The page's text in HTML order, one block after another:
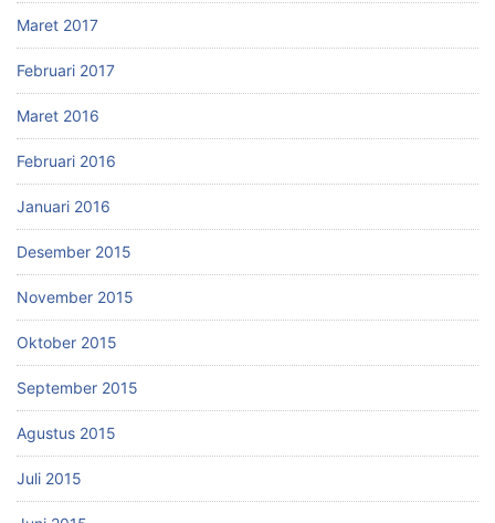
Maret 2017
Februari 2017
Maret 2016
Februari 2016
Januari 2016
Desember 2015
November 2015
Oktober 2015
September 2015
Agustus 2015
Juli 2015